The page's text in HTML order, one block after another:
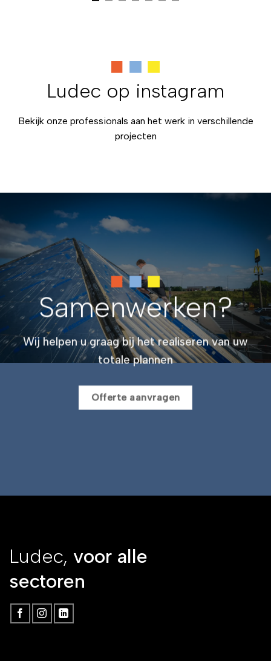
Ludec op instagram
Bekijk onze professionals aan het werk in verschillende
projecten
Samenwerken?
Wij helpen u graag bij het realiseren van uw
totale plannen
Offerte aanvragen
Ludec, voor alle
sectoren